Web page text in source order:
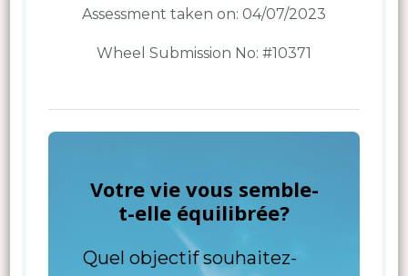
Assessment taken on: 04/07/2023
Wheel Submission No: #10371
Votre vie vous semble-
t-elle équilibrée?
Quel objectif souhaitez-